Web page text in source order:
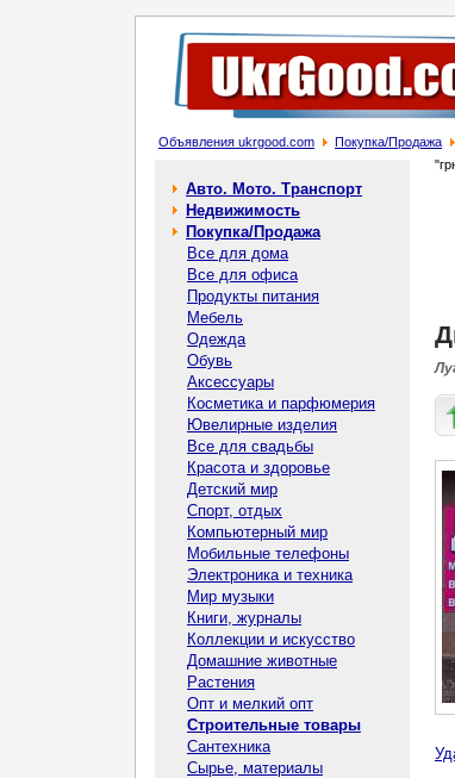
Объявления ukrgood.com Покупка/Продажа
Авто. Мото. Транспорт
Недвижимость
Покупка/Продажа
Все для дома
Все для офиса
Продукты питания
Мебель
Одежда
Обувь
Аксессуары
Косметика и парфюмерия
Ювелирные изделия
Все для свадьбы
Красота и здоровье
Детский мир
Спорт, отдых
Компьютерный мир
Мобильные телефоны
Электроника и техника
Мир музыки
Книги, журналы
Коллекции и искусство
Домашние животные
Растения
Опт и мелкий опт
Строительные товары
Сантехника
Сырье, материалы